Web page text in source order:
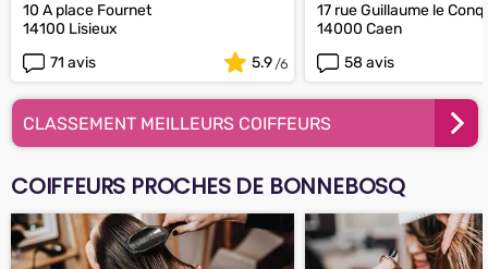
10 A place Fournet
14100 Lisieux
71 avis
5.9
17 rue Guillaume le
14000 Caen
58 avis
CLASSEMENT MEILLEURS COIFFEURS
COIFFEURS PROCHES DE BONNEBOSQ